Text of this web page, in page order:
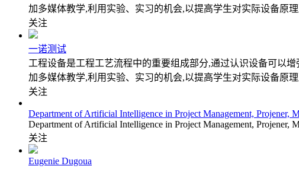
加多媒体教学,利用实验、实习的机会,以提高学生对实际设备原
关注
一诺测试
工程设备是工程工艺流程中的重要组成部分,通过认识设备可以
加多媒体教学,利用实验、实习的机会,以提高学生对实际设备原
关注
Department of Artificial Intelligence in Project Management, Projener,
Department of Artificial Intelligence in Project Management, Projener,
关注
Eugenie Dugoua